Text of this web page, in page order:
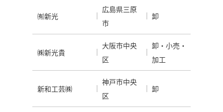
㈲新光
広島県三原
市
卸
㈱新光貴
大阪市中央
区
卸・小売・
加工
新和工芸㈱
神戸市中央
区
卸